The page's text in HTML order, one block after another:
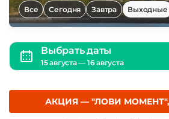
Все Сегодня Завтра Выходные
Выбрать даты
15 августа — 16 августа
АКЦИЯ — "ЛОВИ МОМЕНТ",
2 0
1 9
1 1